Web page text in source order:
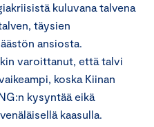
kuluvana talvena
täysien
ansiosta.
varoittanut, että talvi
koska Kiinan
kysyntää eikä
kaasulla.